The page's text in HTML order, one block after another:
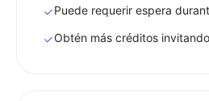
Puede requerir espera
Obtén más créditos